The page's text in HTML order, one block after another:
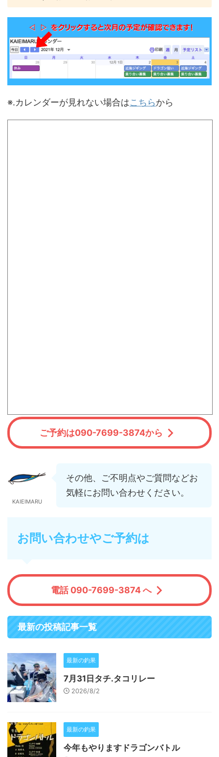
※.カレンダーが見れない場合はこちらから
ご予約は090-7699-3874から
KAIEIMARU
その他、ご不明点やご質問などお
気軽にお問い合わせください。
お問い合わせやご予約は
電話 090-7699-3874 へ
最新の投稿記事一覧
最新の釣果
7月31日タチ.タコリレー
2026/8/2
最新の釣果
今年もやりますドラゴンバトル